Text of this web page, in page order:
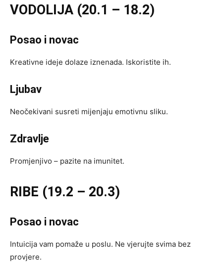
VODOLIJA (20.1 – 18.2)
Posao i novac
Kreativne ideje dolaze iznenada. Iskoristite ih.
Ljubav
Neočekivani susreti mijenjaju emotivnu sliku.
Zdravlje
Promjenjivo – pazite na imunitet.
RIBE (19.2 – 20.3)
Posao i novac
Intuicija vam pomaže u poslu. Ne vjerujte svima bez
provjere.